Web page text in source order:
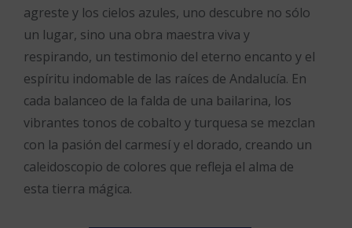
agreste y los cielos azules, uno descubre no sólo
un lugar, sino una obra maestra viva y
respirando, un testimonio del eterno encanto y el
espíritu indomable de las raíces de Andalucía. En
cada balanceo de la falda de una bailarina, los
vibrantes tonos de cobalto y turquesa se mezclan
con la pasión del carmesí y el dorado, creando un
caleidoscopio de colores que refleja el alma de
esta tierra mágica.